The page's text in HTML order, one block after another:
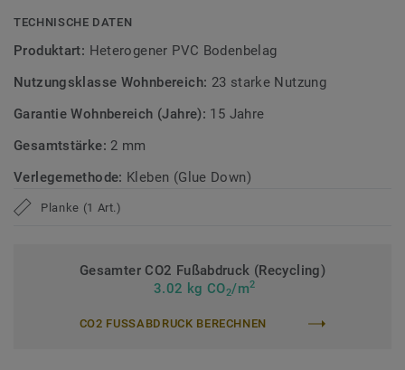
Zirkulär gedacht
recycelbar. Zudem ist der Bodenbelag phthalatfrei und
weist sehr niedrige VOC-Emissionen auf, geprüft nach
anerkannten Standards.
TECHNISCHE DATEN
Produktart: Heterogener PVC Bodenbelag
Nutzungsklasse Wohnbereich: 23 starke Nutzung
Garantie Wohnbereich (Jahre): 15 Jahre
Gesamtstärke: 2 mm
Verlegemethode: Kleben (Glue Down)
Planke (1 Art.)
Gesamter CO2 Fußabdruck (Recycling)
3.02 kg CO2/m2
CO2 FUSSABDRUCK BERECHNEN